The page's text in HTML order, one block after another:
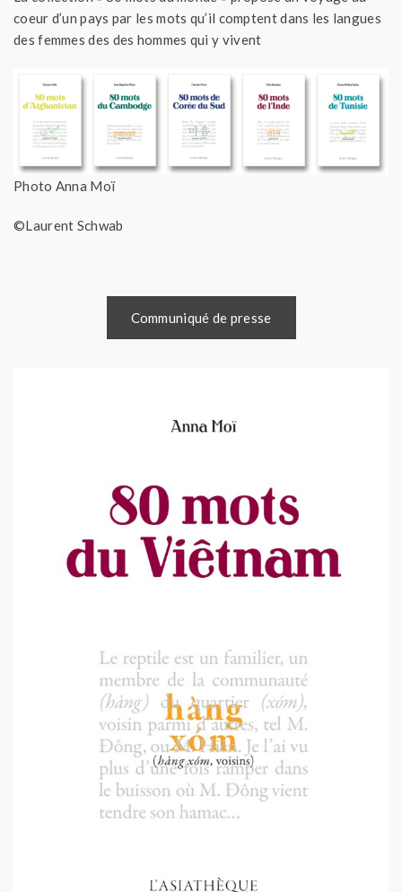
coeur d’un pays par les mots qu’il comptent dans les langues
des femmes des des hommes qui y vivent
Photo Anna Moï
©Laurent Schwab
Communiqué de presse